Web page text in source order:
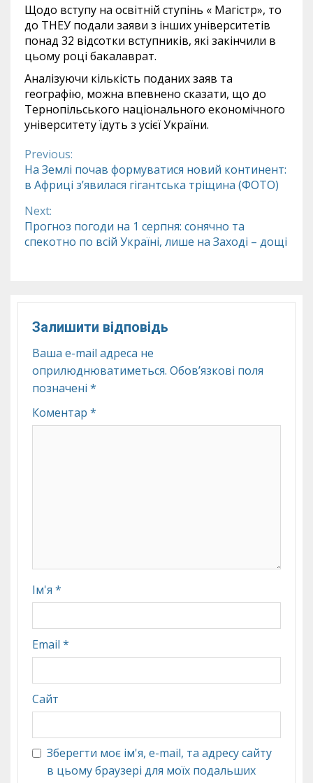
Щодо вступу на освітній ступінь « Магістр», то
до ТНЕУ подали заяви з інших університетів
понад 32 відсотки вступників, які закінчили в
цьому році бакалаврат.
Аналізуючи кількість поданих заяв та
географію, можна впевнено сказати, що до
Тернопільського національного економічного
університету їдуть з усієї України.
Continue
Reading
Previous:
На Землі почав формуватися новий континент:
в Африці з’явилася гігантська тріщина (ФОТО)
Next:
Прогноз погоди на 1 серпня: сонячно та
спекотно по всій Україні, лише на Заході – дощі
Залишити відповідь
Ваша e-mail адреса не
оприлюднюватиметься. Обов’язкові поля
позначені *
Коментар *
Ім'я *
Email *
Сайт
Зберегти моє ім'я, e-mail, та адресу сайту
в цьому браузері для моїх подальших